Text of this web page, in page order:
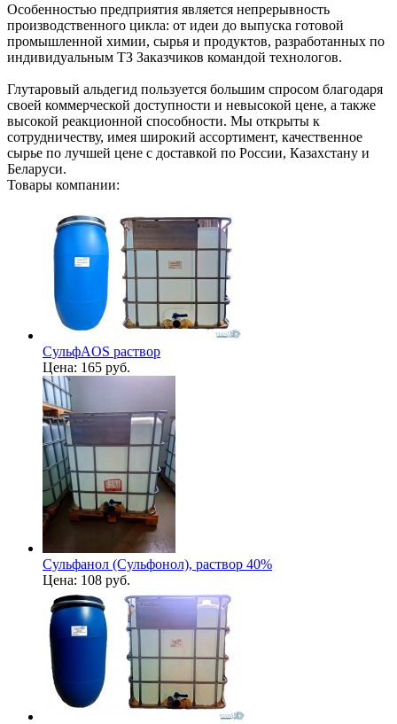
Особенностью предприятия является непрерывность
производственного цикла: от идеи до выпуска готовой
промышленной химии, сырья и продуктов, разработанных по
индивидуальным ТЗ Заказчиков командой технологов.
Глутаровый альдегид пользуется большим спросом благодаря
своей коммерческой доступности и невысокой цене, а также
высокой реакционной способности. Мы открыты к
сотрудничеству, имея широкий ассортимент, качественное
сырье по лучшей цене с доставкой по России, Казахстану и
Беларуси.
Товары компании:
СульфAOS раствор
Цена: 165 руб.
Сульфанол (Сульфонол), раствор 40%
Цена: 108 руб.